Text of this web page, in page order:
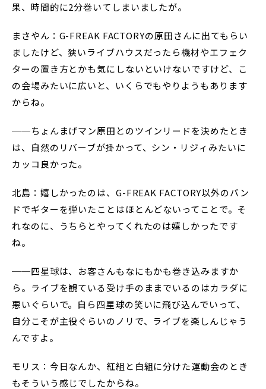
果、時間的に2分巻いてしまいましたが。
まさやん：G-FREAK FACTORYの原田さんに出てもらい
ましたけど、狭いライブハウスだったら機材やエフェク
ターの置き方とかも気にしないといけないですけど、こ
の会場みたいに広いと、いくらでもやりようもあります
からね。
──ちょんまげマン原田とのツインリードを決めたとき
は、自然のリバーブが掛かって、シン・リジィみたいに
カッコ良かった。
北島：嬉しかったのは、G-FREAK FACTORY以外のバン
ドでギターを弾いたことはほとんどないってことで。そ
れなのに、うちらとやってくれたのは嬉しかったです
ね。
──四星球は、お客さんもなにもかも巻き込みますか
ら。ライブを観ている受け手のままでいるのはカラダに
悪いぐらいで。自ら四星球の笑いに飛び込んでいって、
自分こそが主役ぐらいのノリで、ライブを楽しんじゃう
んですよ。
モリス：今日なんか、紅組と白組に分けた運動会のとき
もそういう感じでしたからね。